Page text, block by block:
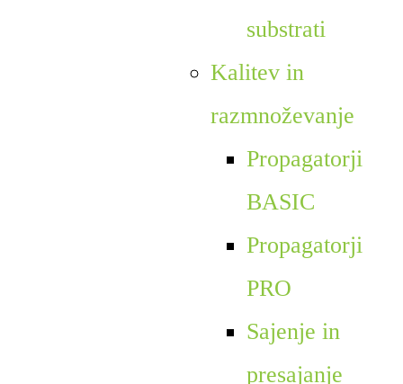
substrati
Kalitev in
razmnoževanje
Propagatorji
BASIC
Propagatorji
PRO
Sajenje in
presajanje